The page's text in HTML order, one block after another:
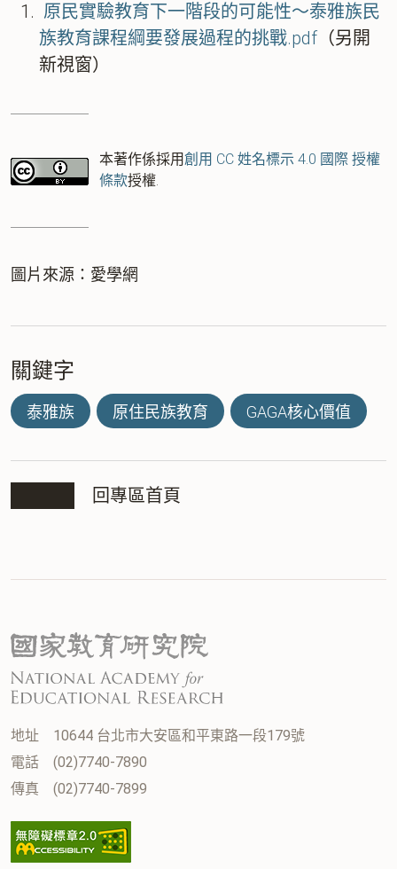
原民實驗教育下一階段的可能性～泰雅族民
族教育課程綱要發展過程的挑戰.pdf （另開
新視窗）
本著作係採用創用 CC 姓名標示 4.0 國際 授權
條款授權.
圖片來源：愛學網
關鍵字
泰雅族 原住民族教育 GAGA核心價值
回專區首頁
地址
10644 台北市大安區和平東路一段179號
電話
(02)7740-7890
傳真
(02)7740-7899